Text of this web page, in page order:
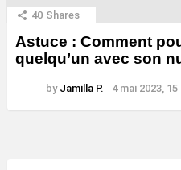
40 Shares
Astuce : Comment
quelqu’un avec son
by Jamilla P. 4 mai 2023, 15